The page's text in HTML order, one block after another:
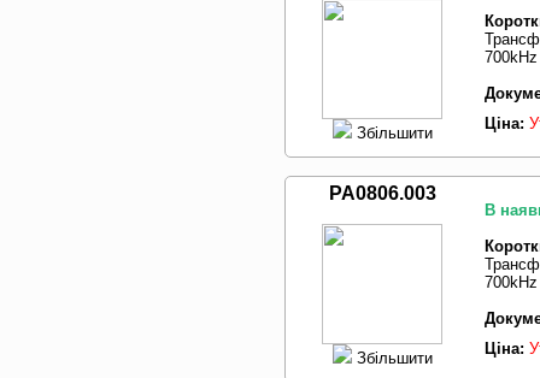
Збільшити
Ціна:
PA0806.003
Збільшити
В
Ціна: